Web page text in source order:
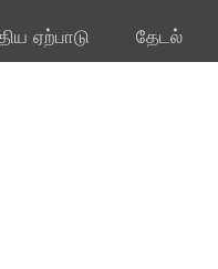
ஏற்பாடு தேடல்